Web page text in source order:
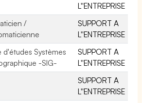
L''ENTREPRISE
/
SUPPORT A
L''ENTREPRISE
Systèmes
-SIG-
SUPPORT A
L''ENTREPRISE
SUPPORT A
L''ENTREPRISE